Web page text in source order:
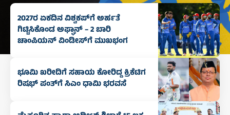
2027ರ ಏಕದಿನ ವಿಶ್ವಕಪ್‌ಗೆ ಅರ್ಹತೆ
ಗಿಟ್ಟಿಸಿಕೊಂಡ ಅಫ್ಘಾನ್‌ – 2 ಬಾರಿ
ಚಾಂಪಿಯನ್‌ ವಿಂಡೀಸ್‌ಗೆ ಮುಖಭಂಗ
ಭೂಮಿ ಖರೀದಿಗೆ ಸಹಾಯ ಕೋರಿದ್ದ ಕ್ರಿಕೆಟಿಗ
ರಿಷಭ್ ಪಂತ್‌ಗೆ ಸಿಎಂ ಧಾಮಿ ಭರವಸೆ